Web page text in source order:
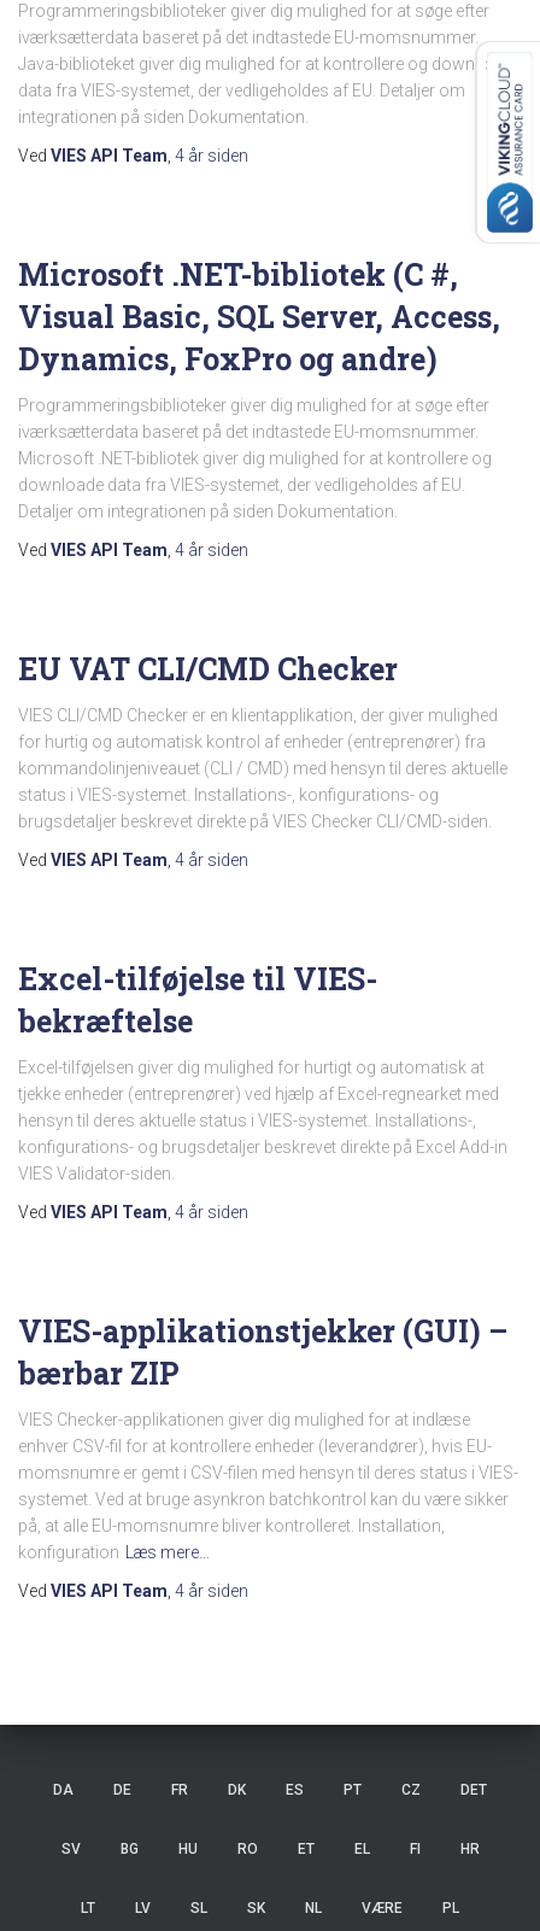
Programmeringsbiblioteker giver dig mulighed for at søge efter
iværksætterdata baseret på det indtastede EU-momsnummer.
Java-biblioteket giver dig mulighed for at kontrollere og downloade
data fra VIES-systemet, der vedligeholdes af EU. Detaljer om
integrationen på siden Dokumentation.
Ved VIES API Team 4 år siden
Microsoft .NET-bibliotek (C #,
Visual Basic, SQL Server, Access,
Dynamics, FoxPro og andre)
Programmeringsbiblioteker giver dig mulighed for at søge efter
iværksætterdata baseret på det indtastede EU-momsnummer.
Microsoft .NET-bibliotek giver dig mulighed for at kontrollere og
downloade data fra VIES-systemet, der vedligeholdes af EU.
Detaljer om integrationen på siden Dokumentation.
Ved VIES API Team 4 år siden
EU VAT CLI/CMD Checker
VIES CLI/CMD Checker er en klientapplikation, der giver mulighed
for hurtig og automatisk kontrol af enheder (entreprenører) fra
kommandolinjeniveauet (CLI / CMD) med hensyn til deres aktuelle
status i VIES-systemet. Installations-, konfigurations- og
brugsdetaljer beskrevet direkte på VIES Checker CLI/CMD-siden.
Ved VIES API Team 4 år siden
Excel-tilføjelse til VIES-
bekræftelse
Excel-tilføjelsen giver dig mulighed for hurtigt og automatisk at
tjekke enheder (entreprenører) ved hjælp af Excel-regnearket med
hensyn til deres aktuelle status i VIES-systemet. Installations-,
konfigurations- og brugsdetaljer beskrevet direkte på Excel Add-in
VIES Validator-siden.
Ved VIES API Team 4 år siden
VIES-applikationstjekker (GUI) –
bærbar ZIP
VIES Checker-applikationen giver dig mulighed for at indlæse
enhver CSV-fil for at kontrollere enheder (leverandører), hvis EU-
momsnumre er gemt i CSV-filen med hensyn til deres status i VIES-
systemet. Ved at bruge asynkron batchkontrol kan du være sikker
på, at alle EU-momsnumre bliver kontrolleret. Installation,
konfiguration
Læs mere…
Ved VIES API Team 4 år siden
DA DE FR DK ES PT CZ DET
SV BG HU RO ET EL FI HR
LT LV SL SK NL VÆRE PL